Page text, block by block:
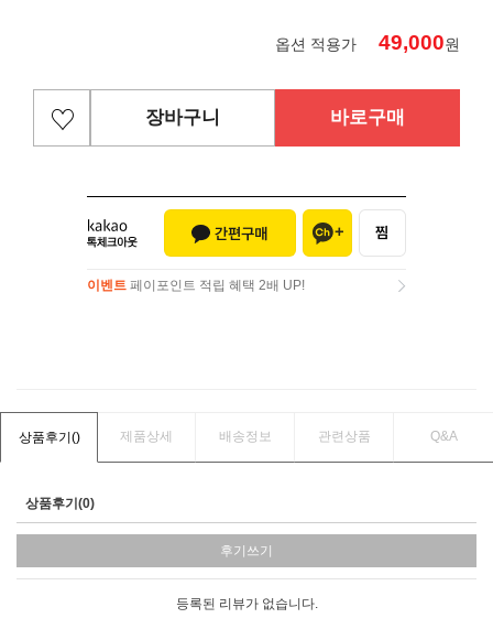
옵션 적용가 49,000원
장바구니 바로구매
이벤트 페이포인트 적립 혜택 2배 UP!
상품후기() 제품상세 배송정보 관련상품 Q&A
상품후기(0)
후기쓰기
등록된 리뷰가 없습니다.